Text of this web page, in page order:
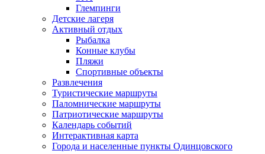
Глемпинги
Детские лагеря
Активный отдых
Рыбалка
Конные клубы
Пляжи
Спортивные объекты
Развлечения
Туристические маршруты
Паломнические маршруты
Патриотические маршруты
Календарь событий
Интерактивная карта
Города и населенные пункты Одинцовского